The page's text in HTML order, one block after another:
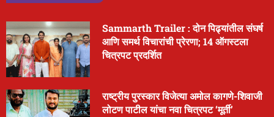
Sammarth Trailer : दोन पिढ्यांतील संघर्ष
आणि समर्थ विचारांची प्रेरणा; 14 ऑगस्टला
चित्रपट प्रदर्शित
राष्ट्रीय पुरस्कार विजेत्या अमोल कागणे-शिवाजी
लोटण पाटील यांचा नवा चित्रपट ‘मूर्ती’